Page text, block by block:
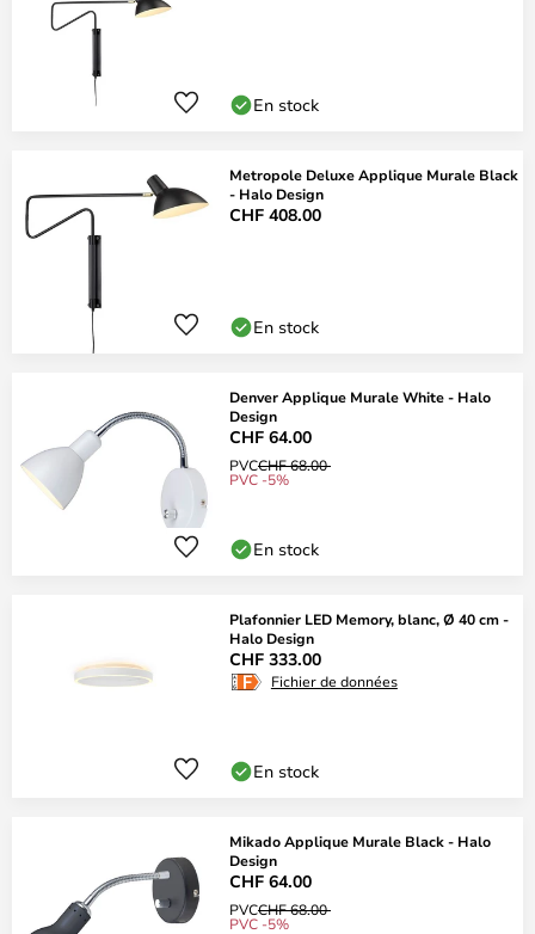
En stock
Metropole Deluxe Applique Murale Black
- Halo Design
CHF 408.00
En stock
Denver Applique Murale White - Halo
Design
CHF 64.00
PVCCHF 68.00
PVC -5%
En stock
Plafonnier LED Memory, blanc, Ø 40 cm -
Halo Design
CHF 333.00
Fichier de données
En stock
Mikado Applique Murale Black - Halo
Design
CHF 64.00
PVCCHF 68.00
PVC -5%